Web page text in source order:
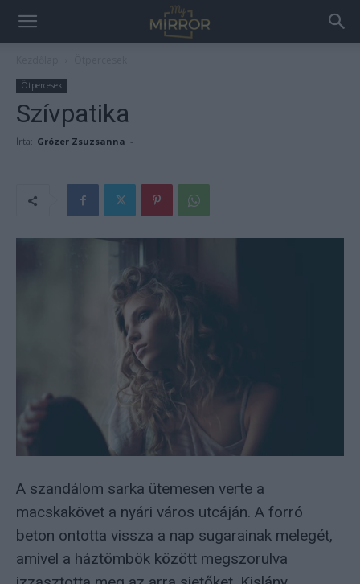
Ötpercesek
Szívpatika
Írta: Grózer Zsuzsanna -
A szandálom sarka ütemesen verte a
macskakövet a nyári város utcáján. A forró
beton ontotta vissza a nap sugarainak melegét,
amivel a háztömbök között megszorulva